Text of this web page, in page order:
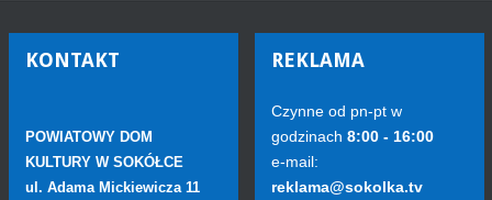
KONTAKT
POWIATOWY DOM
KULTURY W SOKÓŁCE
ul. Adama Mickiewicza 11
REKLAMA
Czynne od pn-pt w
godzinach 8:00 - 16:00
e-mail:
reklama@sokolka.tv